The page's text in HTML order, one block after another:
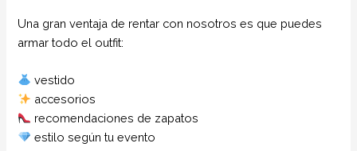
Una gran ventaja de rentar con nosotros es que puedes
armar todo el outfit:
vestido
accesorios
recomendaciones de zapatos
estilo según tu evento